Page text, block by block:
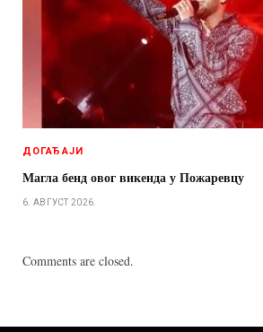
ДОГАЂАЈИ
Магла бенд овог викенда у Пожаревцу
6. АВГУСТ 2026.
Comments are closed.